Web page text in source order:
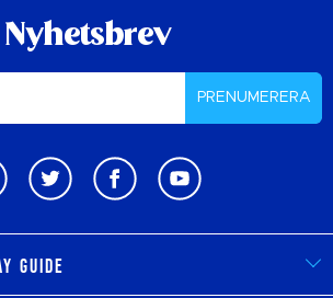
Nyhetsbrev
PRENUMERERA
Guide